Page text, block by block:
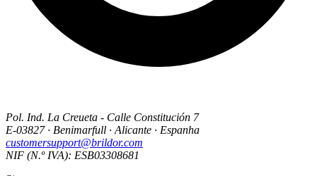
Pol. Ind. La Creueta - Calle Constitución 7
E-03827 · Benimarfull · Alicante · Espanha
customersupport@brildor.com
NIF (N.º IVA): ESB03308681